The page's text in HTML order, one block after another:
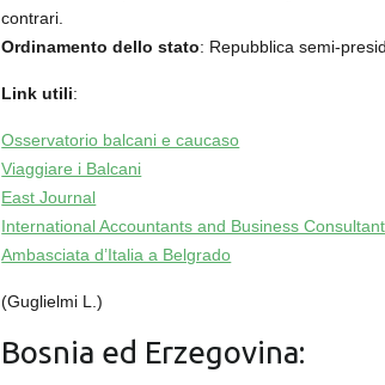
contrari.
Ordinamento dello stato: Repubblica semi-
Link utili:
Osservatorio balcani e caucaso
Viaggiare i Balcani
East Journal
International Accountants and Business
Ambasciata d’Italia a Belgrado
(Guglielmi L.)
Bosnia ed Erzegovina: